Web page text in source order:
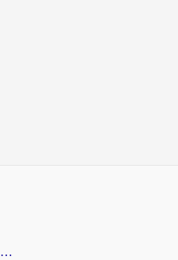
迅游和Unblock Youku好用吗？海外党亲测：3个维度教你选对回国加速器